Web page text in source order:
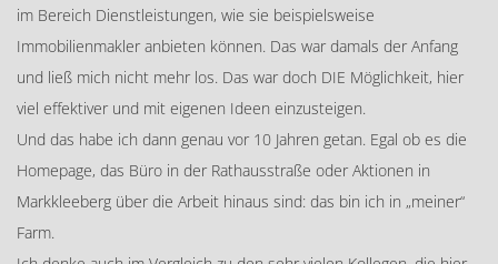
im Bereich Dienstleistungen, wie sie beispielsweise
Immobilienmakler anbieten können. Das war damals der Anfang
und ließ mich nicht mehr los. Das war doch DIE Möglichkeit, hier
viel effektiver und mit eigenen Ideen einzusteigen.
Und das habe ich dann genau vor 10 Jahren getan. Egal ob es die
Homepage, das Büro in der Rathausstraße oder Aktionen in
Markkleeberg über die Arbeit hinaus sind: das bin ich in „meiner“
Farm.